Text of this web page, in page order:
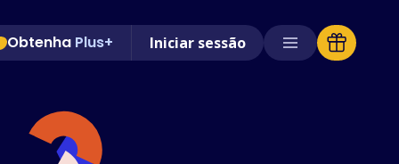
Obtenha Plus+ Iniciar sessão